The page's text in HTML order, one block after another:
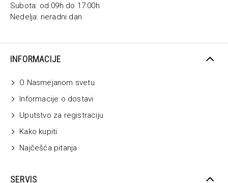
Subota: od 09h do 17:00h
Nedelja: neradni dan
INFORMACIJE
O Nasmejanom svetu
Informacije o dostavi
Uputstvo za registraciju
Kako kupiti
Najčešća pitanja
SERVIS